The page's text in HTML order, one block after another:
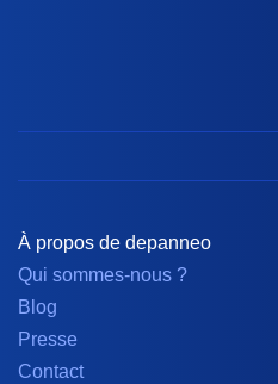
À propos de depanneo
Qui sommes-nous ?
Blog
Presse
Contact